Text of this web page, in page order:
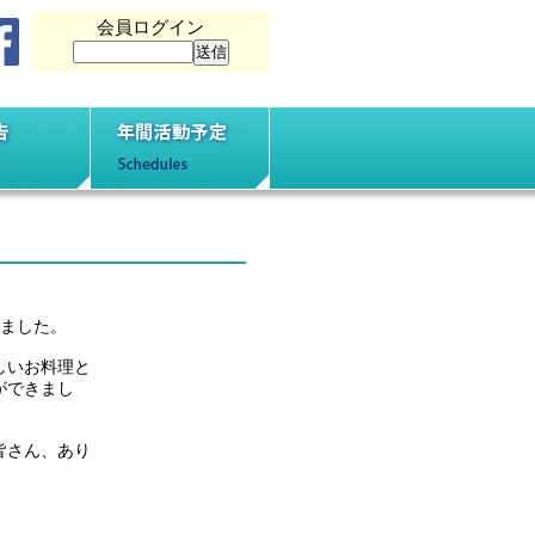
会員ログイン
した。
お料理と
できまし
ん、あり